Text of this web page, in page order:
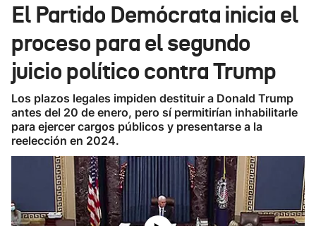
Ikusmiran
Eguraldia
El Partido Demócrata inicia el
proceso para el segundo
juicio político contra Trump
Los plazos legales impiden destituir a Donald Trump
antes del 20 de enero, pero sí permitirían inhabilitarle
para ejercer cargos públicos y presentarse a la
reelección en 2024.